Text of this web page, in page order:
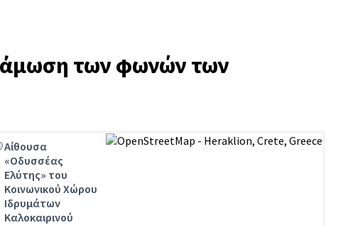
των φωνών των
Αίθουσα
«Οδυσσέας
Ελύτης» του
Κοινωνικού Χώρου
Ιδρυμάτων
Καλοκαιρινού